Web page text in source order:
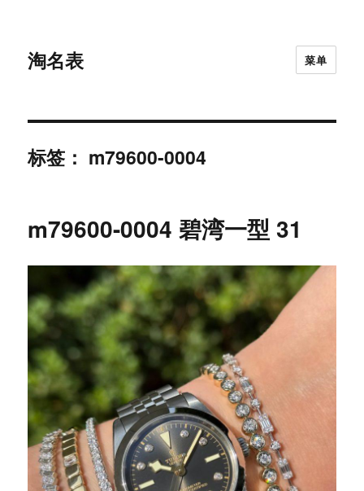
淘名表 菜单
标签： m79600-0004
m79600-0004 碧湾一型 31